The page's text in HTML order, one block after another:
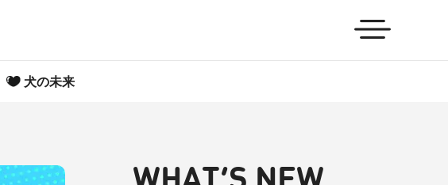
犬の未来